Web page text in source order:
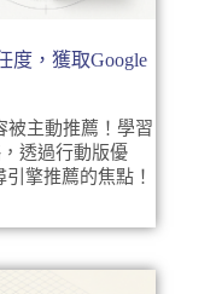
度，獲取Google
被主動推薦！學習
透過行動版優
擎推薦的焦點！